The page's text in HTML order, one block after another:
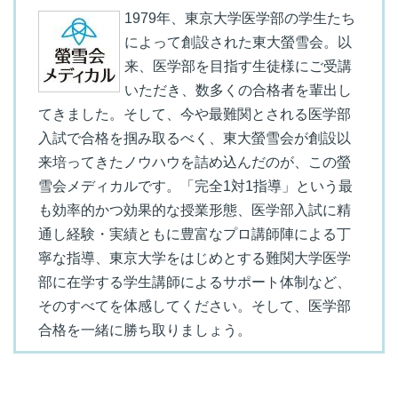
1979年、東京大学医学部の学生たち
によって創設された東大螢雪会。以
来、医学部を目指す生徒様にご受講
いただき、数多くの合格者を輩出し
てきました。そして、今や最難関とされる医学部
入試で合格を掴み取るべく、東大螢雪会が創設以
来培ってきたノウハウを詰め込んだのが、この螢
雪会メディカルです。「完全1対1指導」という最
も効率的かつ効果的な授業形態、医学部入試に精
通し経験・実績ともに豊富なプロ講師陣による丁
寧な指導、東京大学をはじめとする難関大学医学
部に在学する学生講師によるサポート体制など、
そのすべてを体感してください。そして、医学部
合格を一緒に勝ち取りましょう。